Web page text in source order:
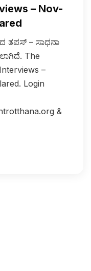
– Nov-
ತಪಸ್‌ – ಸಾಧನಾ
The
–
Login
&